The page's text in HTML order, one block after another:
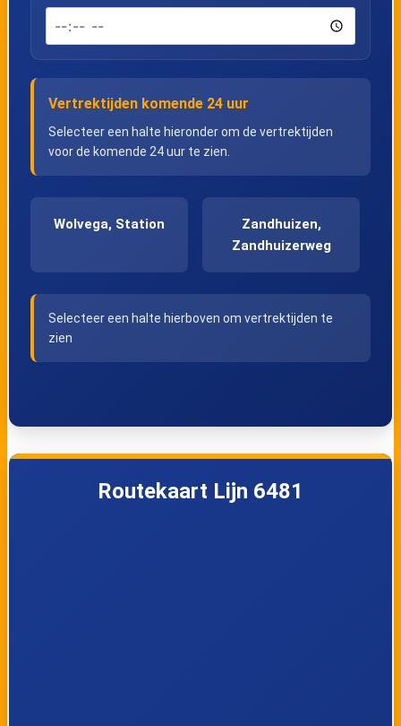
Vertrektijden komende 24 uur
Selecteer een halte hieronder om de vertrektijden
voor de komende 24 uur te zien.
Wolvega, Station
Zandhuizen,
Zandhuizerweg
Selecteer een halte hierboven om vertrektijden te
zien
Routekaart Lijn 6481